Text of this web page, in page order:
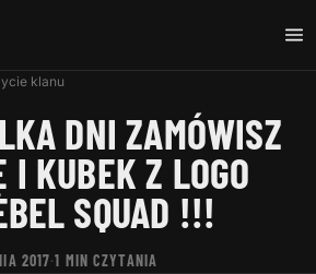
klanu
DNI ZAMÓWISZ
I KUBEK Z LOGO
SQUAD !!!
2017·1 MIN CZYTANIA